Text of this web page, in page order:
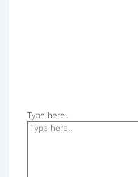
Type here..